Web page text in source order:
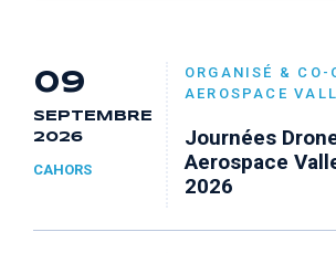
09
SEPTEMBRE
2026
CAHORS
ORGANISÉ & CO-
AEROSPACE
Journées
Aerospace
2026